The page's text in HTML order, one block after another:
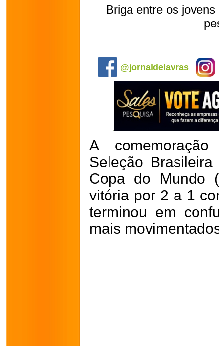
Briga entre os
@jornaldelavras
A
Seleção
Copa do Mundo
vitória por 2 a 1
terminou em
mais